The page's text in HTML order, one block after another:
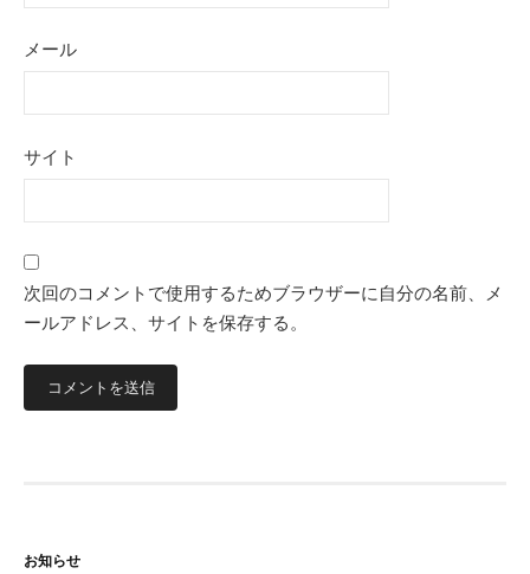
メール
サイト
次回のコメントで使用するためブラウザーに自分の名前、メ
ールアドレス、サイトを保存する。
お知らせ